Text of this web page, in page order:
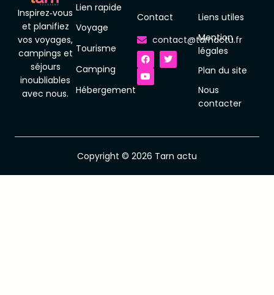
Inspirez‑vous
et planifiez
vos voyages,
campings et
séjours
inoubliables
avec nous.
Lien rapide
Voyage
Tourisme
Camping
Hébergement
Contact
contact@tarnactu.fr
F
a
c
e
b
T
w
i
Y
o
u
t
u
Liens utiles
Mention
légales
Plan du site
Nous
contacter
Copyright © 2026 Tarn actu